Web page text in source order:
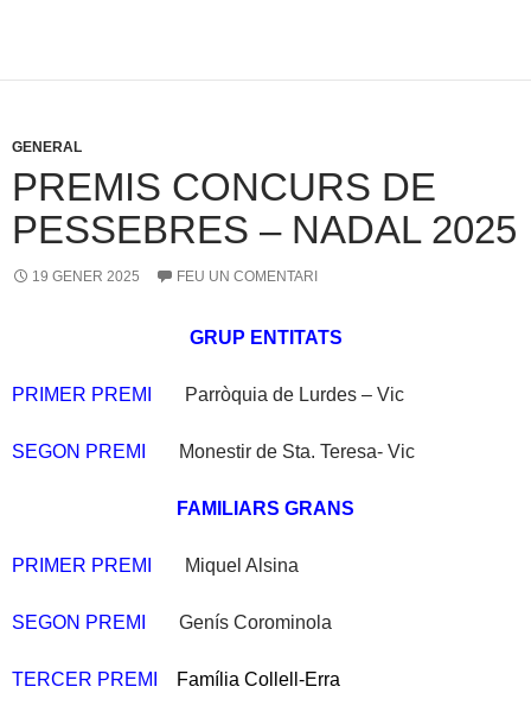
GENERAL
PREMIS CONCURS DE
PESSEBRES – NADAL 2025
19 GENER 2025 FEU UN COMENTARI
GRUP ENTITATS
PRIMER PREMI Parròquia de Lurdes – Vic
SEGON PREMI Monestir de Sta. Teresa- Vic
FAMILIARS GRANS
PRIMER PREMI Miquel Alsina
SEGON PREMI Genís Corominola
TERCER PREMI Família Collell-Erra